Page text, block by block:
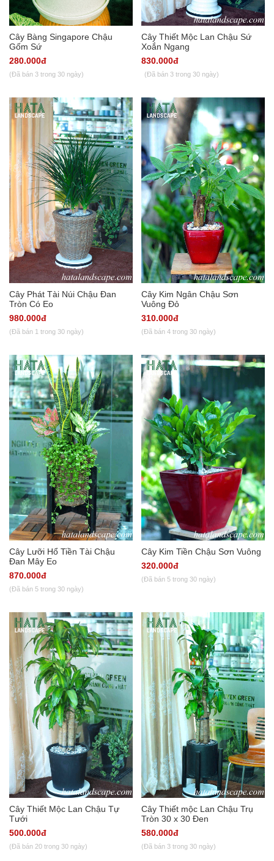
Cây Bàng Singapore Chậu
Gốm Sứ
280.000đ
(Đã bán 3 trong 30 ngày)
Cây Thiết Mộc Lan Chậu Sứ
Xoắn Ngang
830.000đ
(Đã bán 3 trong 30 ngày)
Cây Phát Tài Núi Chậu Đan
Tròn Có Eo
980.000đ
(Đã bán 1 trong 30 ngày)
Cây Kim Ngân Chậu Sơn
Vuông Đỏ
310.000đ
(Đã bán 4 trong 30 ngày)
Cây Lưỡi Hổ Tiền Tài Chậu
Đan Mây Eo
870.000đ
(Đã bán 5 trong 30 ngày)
Cây Kim Tiền Chậu Sơn Vuông
320.000đ
(Đã bán 5 trong 30 ngày)
Cây Thiết Mộc Lan Chậu Tự
Tưới
500.000đ
(Đã bán 20 trong 30 ngày)
Cây Thiết mộc Lan Chậu Trụ
Tròn 30 x 30 Đen
580.000đ
(Đã bán 3 trong 30 ngày)